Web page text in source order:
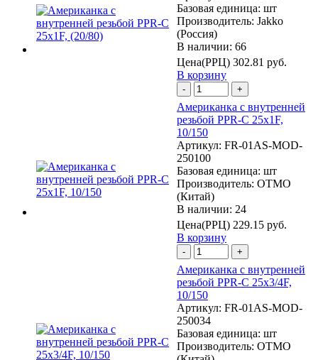
Базовая единица: шт
Производитель: Jakko
(Россия)
В наличии: 66
Цена(РРЦ) 302.81 руб.
В корзину
- +
Американка с внутренней
резьбой PPR-C 25х1F,
10/150
Артикул: FR-01AS-MOD-
250100
Базовая единица: шт
Производитель: OTMO
(Китай)
В наличии: 24
Цена(РРЦ) 229.15 руб.
В корзину
- +
Американка с внутренней
резьбой PPR-C 25х3/4F,
10/150
Артикул: FR-01AS-MOD-
250034
Базовая единица: шт
Производитель: OTMO